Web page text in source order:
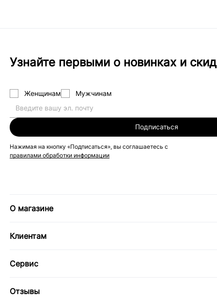
Узнайте первыми о новинках и
Женщинам Мужчинам
Подписаться
Нажимая на кнопку «Подписаться», вы соглашаетесь с
правилами обработки информации
О магазине
Клиентам
Сервис
Отзывы